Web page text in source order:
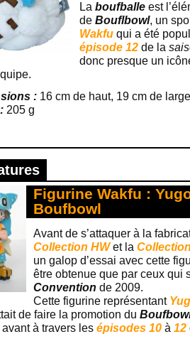
La boufballe est
de Bouflbowl, un
Wakfu qui a été
épisode 12 de la
donc presque un
: 16 cm de haut, 19 cm de
205 g
Figurine Wakfu :
Boufbowl
Avant de s’attaquer à la
Collection HWet la
un galop d’essai avec cette
être obtenue que par ceux qui
Convention de 2009.
Cette figurine représentant
de faire la promotion du
à travers les épisodes 10 à 12